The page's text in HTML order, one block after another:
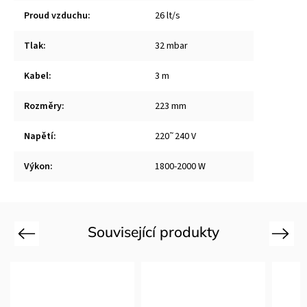
Proud vzduchu: 26 lt/s
Tlak: 32 mbar
Kabel: 3 m
Rozměry: 223 mm
Napětí: 220˜240 V
Výkon: 1800-2000 W
Související produkty
Previous Next